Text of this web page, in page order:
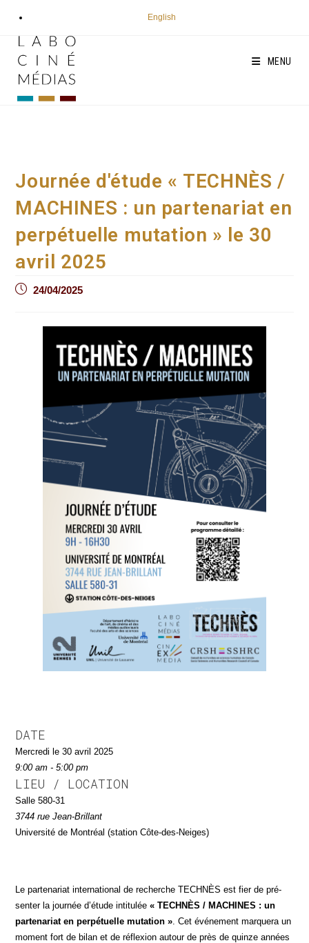
contenu
English
MENU
Journée d'étude « TECHNÈS /
MACHINES : un partenariat en
perpétuelle mutation » le 30
avril 2025
Post24/04/2025
DATE
Mer­cre­di le 30 avril 2025
9:00 am - 5:00 pm
LIEU / LOCATION
Salle 580-31
3744 rue Jean-Brillant
Uni­ver­si­té de Mont­réal (sta­tion Côte-des-Neiges)
Le par­te­na­riat inter­na­tio­nal de recherche TECHNÈS est fier de pré­
sen­ter la jour­née d’étude inti­tu­lée« TECHNÈS / MACHINES : un
par­te­na­riat en per­pé­tuelle muta­tion ». Cet évé­ne­ment mar­que­ra un
moment fort de bilan et de réflexion autour de près de quinze années